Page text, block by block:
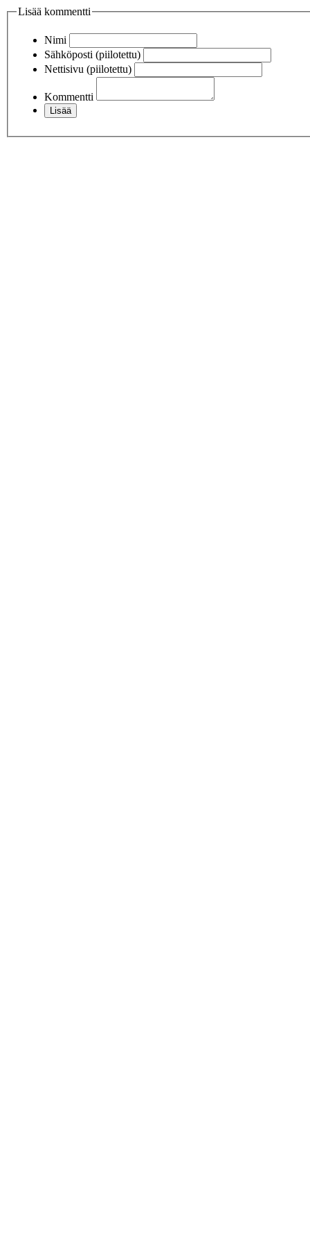
Lisää kommentti
Nimi
Sähköposti (piilotettu)
Nettisivu (piilotettu)
Kommentti